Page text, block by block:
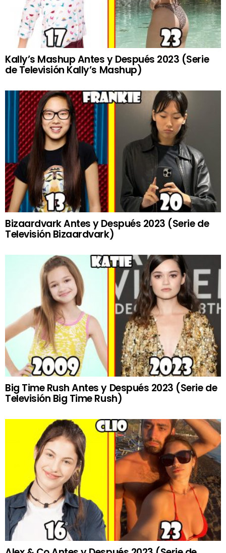
Kally’s Mashup Antes y Después 2023 (Serie
de Televisión Kally’s Mashup)
Bizaardvark Antes y Después 2023 (Serie de
Televisión Bizaardvark)
Big Time Rush Antes y Después 2023 (Serie de
Televisión Big Time Rush)